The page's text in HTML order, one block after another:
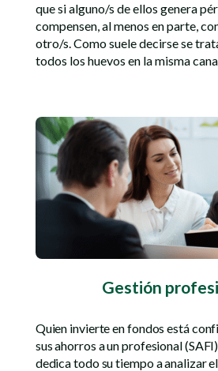
que si alguno/s de ellos genera
compensen, al menos en parte,
otro/s. Como suele decirse se
todos los huevos en la misma
Gestión
Quien invierte en fondos está
sus ahorros a un profesional
dedica todo su tiempo a analizar